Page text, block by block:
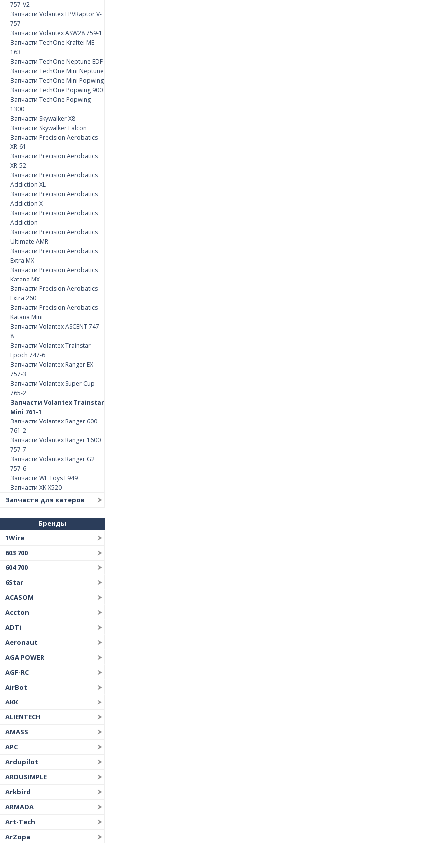
757-V2
Запчасти Volantex FPVRaptor V-
757
Запчасти Volantex ASW28 759-1
Запчасти TechOne Kraftei ME
163
Запчасти TechOne Neptune EDF
Запчасти TechOne Mini Neptune
Запчасти TechOne Mini Popwing
Запчасти TechOne Popwing 900
Запчасти TechOne Popwing
1300
Запчасти Skywalker X8
Запчасти Skywalker Falcon
Запчасти Precision Aerobatics
XR-61
Запчасти Precision Aerobatics
XR-52
Запчасти Precision Aerobatics
Addiction XL
Запчасти Precision Aerobatics
Addiction X
Запчасти Precision Aerobatics
Addiction
Запчасти Precision Aerobatics
Ultimate AMR
Запчасти Precision Aerobatics
Extra MX
Запчасти Precision Aerobatics
Katana MX
Запчасти Precision Aerobatics
Extra 260
Запчасти Precision Aerobatics
Katana Mini
Запчасти Volantex ASCENT 747-
8
Запчасти Volantex Trainstar
Epoch 747-6
Запчасти Volantex Ranger EX
757-3
Запчасти Volantex Super Cup
765-2
Запчасти Volantex Trainstar
Mini 761-1
Запчасти Volantex Ranger 600
761-2
Запчасти Volantex Ranger 1600
757-7
Запчасти Volantex Ranger G2
757-6
Запчасти WL Toys F949
Запчасти XK X520
Запчасти для катеров
Бренды
1Wire
603 700
604 700
6Star
ACASOM
Accton
ADTi
Aeronaut
AGA POWER
AGF-RC
AirBot
AKK
ALIENTECH
AMASS
APC
Ardupilot
ARDUSIMPLE
Arkbird
ARMADA
Art-Tech
ArZopa